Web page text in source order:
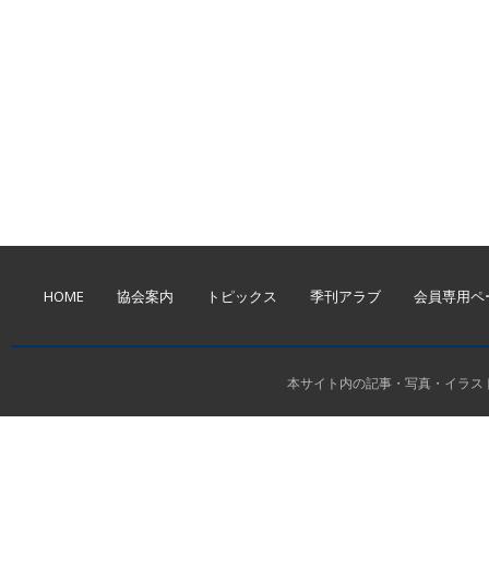
HOME 協会案内 トピックス 季刊アラブ 会員専用ペ
本サイト内の記事・写真・イラ